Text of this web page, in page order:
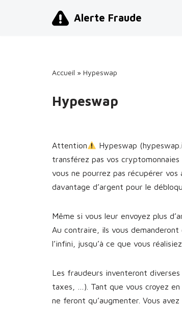
Alerte Fraude
Accueil » Hypeswap
Hypeswap
Attention
Hypeswap
transférez pas vos
vous ne pourrez pas récupérer
davantage d’argent pour le
Même si vous leur envoyez plus
Au contraire, ils vous
l’infini, jusqu’à ce que vous
Les fraudeurs inventeront
taxes, …). Tant que vous croyez
ne feront qu’augmenter. Vous